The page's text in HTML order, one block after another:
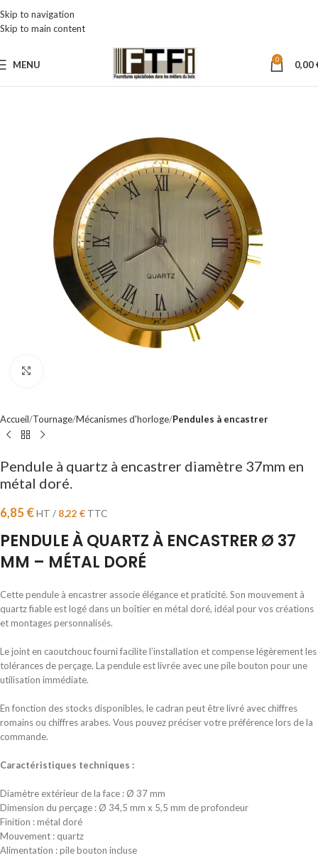
Skip to navigation
Skip to main content
MENU 0 0,00
Accueil Tournage Mécanismes d'horloge Pendules à encastrer
Pendule à quartz à encastrer diamètre 37mm en
métal doré.
6,85€HT / 8,22 € TTC
PENDULE À QUARTZ À ENCASTRER Ø 37
MM – MÉTAL DORÉ
Cette pendule à encastrer associe élégance et praticité. Son mouvement à
quartz fiable est logé dans un boîtier en métal doré, idéal pour vos créations
et montages personnalisés.
Le joint en caoutchouc fourni facilite l’installation et compense légèrement les
tolérances de perçage. La pendule est livrée avec une pile bouton pour une
utilisation immédiate.
En fonction des stocks disponibles, le cadran peut être livré avec chiffres
romains ou chiffres arabes. Vous pouvez préciser votre préférence lors de la
commande.
Caractéristiques techniques :
Diamètre extérieur de la face : Ø 37 mm
Dimension du perçage : Ø 34,5 mm x 5,5 mm de profondeur
Finition : métal doré
Mouvement : quartz
Alimentation : pile bouton incluse